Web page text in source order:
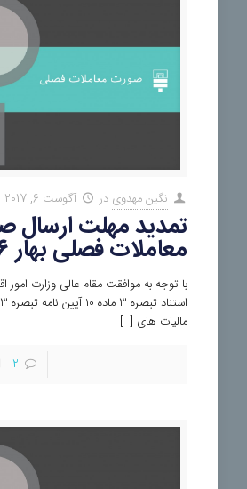
نگین مهدوی در آگوست 6, 2017
تمدید مهلت ارسال
معاملات فصلی بهار ۹۶
با توجه به موافقت مقام عالی وزارت امور
مالیات های […]
2